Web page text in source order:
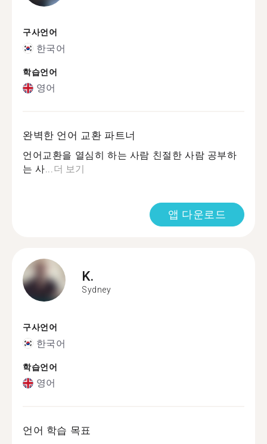
구사언어
한국어
학습언어
영어
완벽한 언어 교환 파트너
언어교환을 열심히 하는 사람 친절한 사람 공부하
는 사...더 보기
앱 다운로드
K.
Sydney
구사언어
한국어
학습언어
영어
언어 학습 목표